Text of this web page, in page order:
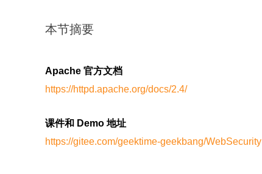
本节摘要
Apache 官方文档
https://httpd.apache.org/docs/2.4/
课件和 Demo 地址
https://gitee.com/geektime-geekbang/WebSecurity